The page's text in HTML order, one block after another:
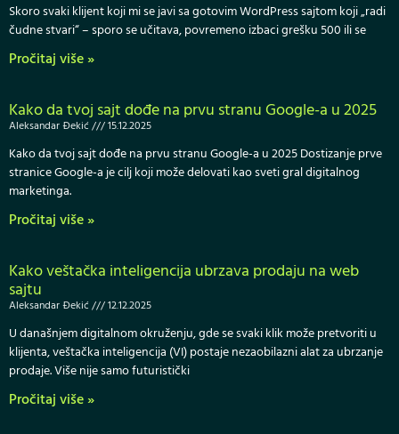
Skoro svaki klijent koji mi se javi sa gotovim WordPress sajtom koji „radi
čudne stvari“ – sporo se učitava, povremeno izbaci grešku 500 ili se
Pročitaj više »
Kako da tvoj sajt dođe na prvu stranu Google-a u 2025
Aleksandar Đekić 15.12.2025
Kako da tvoj sajt dođe na prvu stranu Google-a u 2025 Dostizanje prve
stranice Google-a je cilj koji može delovati kao sveti gral digitalnog
marketinga.
Pročitaj više »
Kako veštačka inteligencija ubrzava prodaju na web
sajtu
Aleksandar Đekić 12.12.2025
U današnjem digitalnom okruženju, gde se svaki klik može pretvoriti u
klijenta, veštačka inteligencija (VI) postaje nezaobilazni alat za ubrzanje
prodaje. Više nije samo futuristički
Pročitaj više »